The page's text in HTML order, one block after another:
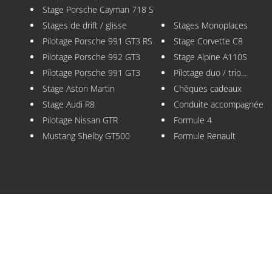
Stage Porsche Cayman 718 S
Stages de drift / glisse
Pilotage Porsche 991 GT3 RS
Pilotage Porsche 992 GT3
Pilotage Porsche 991 GT3
Stage Aston Martin
Stage Audi R8
Pilotage Nissan GTR
Mustang Shelby GT500
Stages Monoplaces
Stage Corvette C8
Stage Alpine A110S
Pilotage duo / trio...
Chèques cadeaux
Conduite accompagnée
Formule 4
Formule Renault